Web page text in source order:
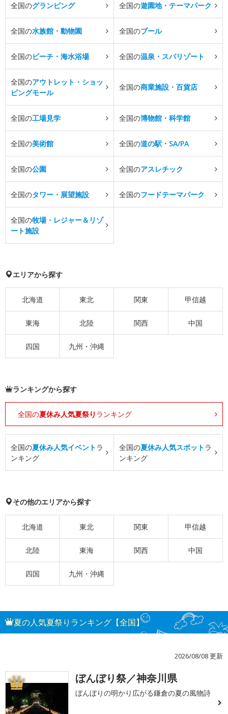
全国のグランピング 全国の遊園地・テーマパーク
全国の水族館・動物園 全国のプール
全国のビーチ・海水浴場 全国の温泉・スパリゾート
全国のアウトレット・ショッ
ピングモール
全国の商業施設・百貨店
全国の工場見学 全国の博物館・科学館
全国の美術館 全国の道の駅・SA/PA
全国の公園 全国のアスレチック
全国のタワー・展望施設 全国のフードテーマパーク
全国の牧場・レジャー＆リゾ
ート施設
エリアから探す
北海道 東北 関東 甲信越
東海 北陸 関西 中国
四国 九州・沖縄
ランキングから探す
全国の夏休み人気夏祭り ランキング
全国の夏休み人気イベントラ
ンキング
全国の夏休み人気スポットラ
ンキング
その他のエリアから探す
北海道 東北 関東 甲信越
北陸 東海 関西 中国
四国 九州・沖縄
夏の人気夏祭りランキング【全国】
2026/08/08 更新
1 ぼんぼり祭／神奈川県
ぼんぼりの明かり広がる鎌倉の夏の風物詩